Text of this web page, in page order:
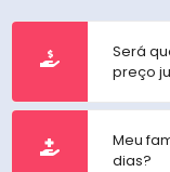
Será
preço
Meu
dias?